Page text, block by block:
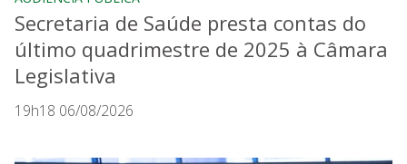
Secretaria de Saúde presta contas do
último quadrimestre de 2025 à Câmara
Legislativa
19h18 06/08/2026